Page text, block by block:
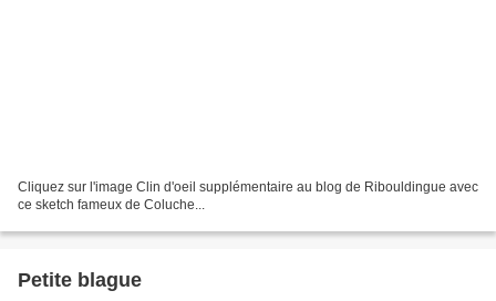
Cliquez sur l'image Clin d'oeil supplémentaire au blog de Ribouldingue avec
ce sketch fameux de Coluche...
Petite blague